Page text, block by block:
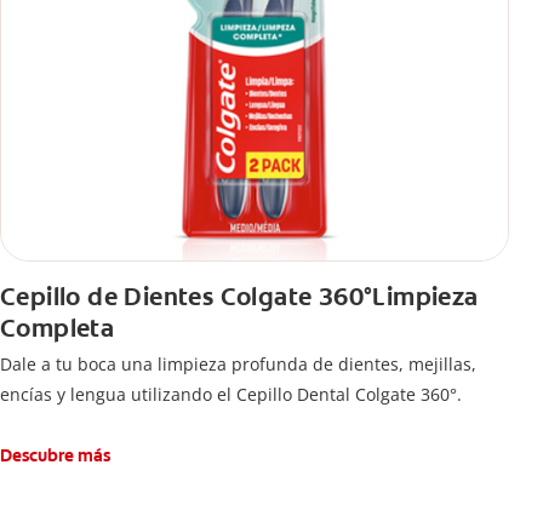
Cepillo de Dientes Colgate 360°Limpieza
Completa
Dale a tu boca una limpieza profunda de dientes, mejillas,
encías y lengua utilizando el Cepillo Dental Colgate 360°.
Descubre más